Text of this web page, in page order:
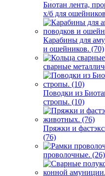
Биотан лента,
х/б для
Карабины для
и ошейников. (70)
сварные
Поводки из
стропы. (10)
Пряжки и
(76)
проволочные. (26)